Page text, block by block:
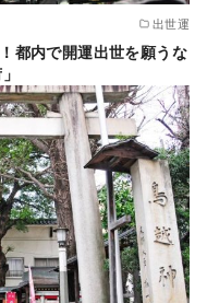
出世運
都内で開運出世を願うな